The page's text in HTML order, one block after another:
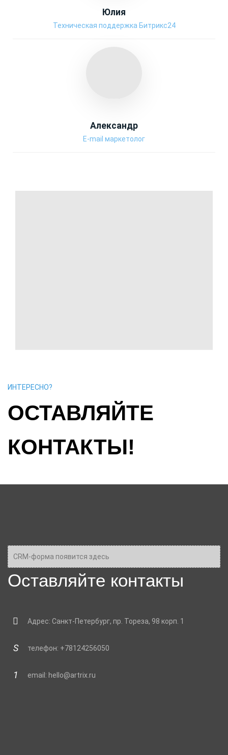
Юлия
Техническая поддержка Битрикс24
Александр
E-mail маркетолог
ИНТЕРЕСНО?
ОСТАВЛЯЙТЕ
КОНТАКТЫ!
CRM-форма появится здесь
Оставляйте контакты
Адрес: Санкт-Петербург, пр. Тореза, 98 корп. 1
телефон: +78124256050
email: hello@artrix.ru